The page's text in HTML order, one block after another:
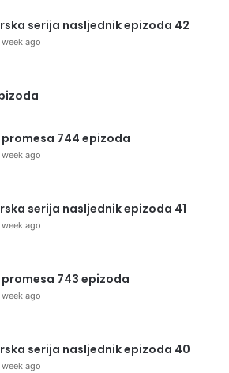
serija nasljednik epizoda 42
week ago
promesa 744 epizoda
week ago
serija nasljednik epizoda 41
week ago
promesa 743 epizoda
week ago
serija nasljednik epizoda 40
week ago